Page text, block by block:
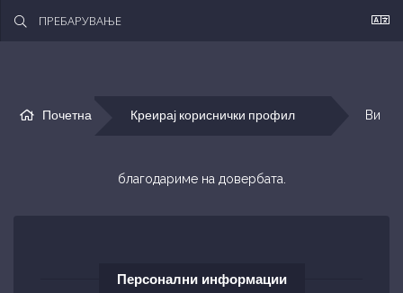
Почетна Креирај кориснички профил Ви
благодариме на довербата.
Персонални информации